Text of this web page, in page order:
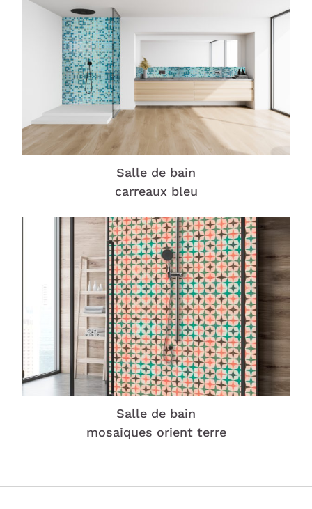
Salle de bain
carreaux bleu
Salle de bain
mosaiques orient terre